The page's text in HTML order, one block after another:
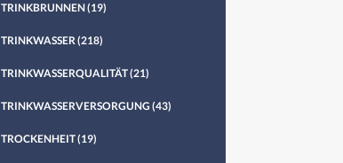
TRINKBRUNNEN(19)
TRINKWASSER (218)
TRINKWASSERQUALITÄT(21)
TRINKWASSERVERSORGUNG (43)
TROCKENHEIT(19)